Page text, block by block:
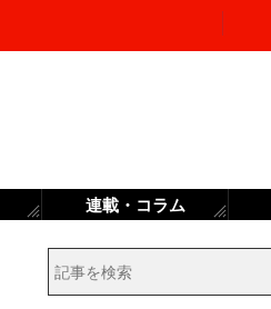
連載・コラム